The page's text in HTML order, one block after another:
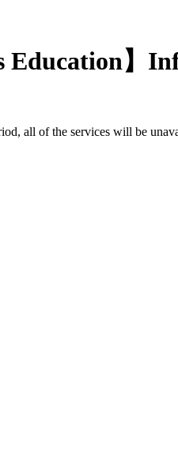
Education】
all of the services will be